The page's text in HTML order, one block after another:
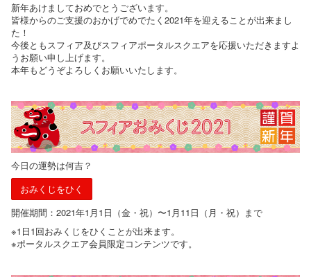
新年あけましておめでとうございます。
皆様からのご支援のおかげでめでたく2021年を迎えることが出来まし
た！
今後ともスフィア及びスフィアポータルスクエアを応援いただきますよ
うお願い申し上げます。
本年もどうぞよろしくお願いいたします。
今日の運勢は何吉？
おみくじをひく
開催期間：2021年1月1日（金・祝）〜1月11日（月・祝）まで
※1日1回おみくじをひくことが出来ます。
※ポータルスクエア会員限定コンテンツです。